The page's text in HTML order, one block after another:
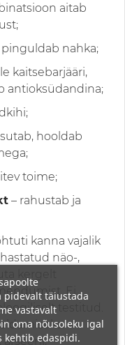
aitab
nahka;
kaitsebarjääri,
antioksüdandina;
hooldab
toime;
– rahustab ja
kanna vajalik
näo-,
Ei
testitud.
arseeni,
pidevalt täiustada
vastavalt
oma nõusoleku igal
kehtib edaspidi.